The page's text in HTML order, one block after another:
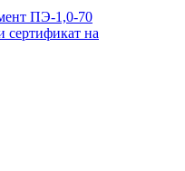
ПЭ-1,0-70
сертификат на